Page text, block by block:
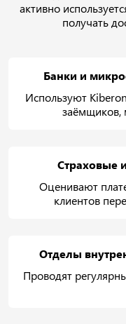
активно
получать
Банки и
Используют
заёмщиков,
Страховые
Оценивают
клиентов
Отделы
Проводят